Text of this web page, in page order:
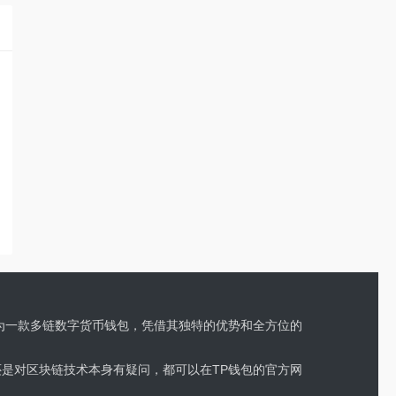
款多链数字货币钱包，凭借其独特的优势和全方位的
对区块链技术本身有疑问，都可以在TP钱包的官方网